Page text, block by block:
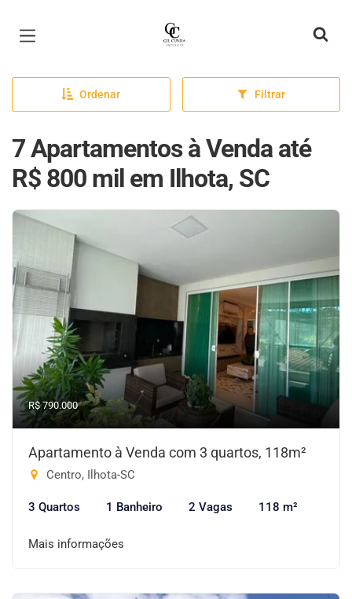
Página inicial
Ordenar Filtrar
7 Apartamentos à Venda até
R$ 800 mil em Ilhota, SC
R$ 790.000
Apartamento à Venda com 3 quartos, 118m²
Centro, Ilhota-SC
3 Quartos 1 Banheiro 2 Vagas 118 m²
Mais informações